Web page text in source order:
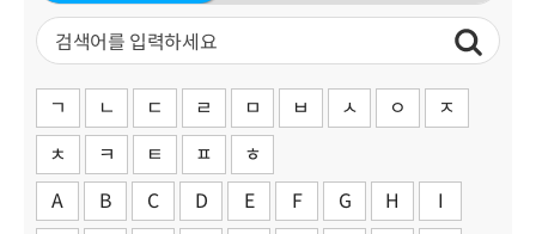
ㄱ ㄴ ㄷ ㄹ ㅁ ㅂ ㅅ ㅇ
ㅈ
ㅊ
ㅋ ㅌ ㅍ
ㅎ
A
B C D E F G H
I